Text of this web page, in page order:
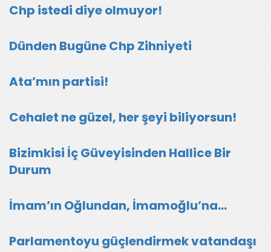
Chp istedi diye olmuyor!
Dünden Bugüne Chp Zihniyeti
Ata’mın partisi!
Cehalet ne güzel, her şeyi biliyorsun!
Bizimkisi İç Güveyisinden Hallice Bir
Durum
İmam’ın Oğlundan, İmamoğlu’na…
Parlamentoyu güçlendirmek vatandaşı